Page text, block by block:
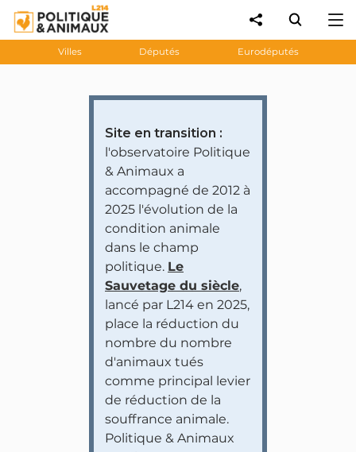
Villes Députés Eurodéputés
Site en transition :
l'observatoire Politique
& Animaux a
accompagné de 2012 à
2025 l'évolution de la
condition animale
dans le champ
politique. Le
Sauvetage du siècle,
lancé par L214 en 2025,
place la réduction du
nombre du nombre
d'animaux tués
comme principal levier
de réduction de la
souffrance animale.
Politique & Animaux